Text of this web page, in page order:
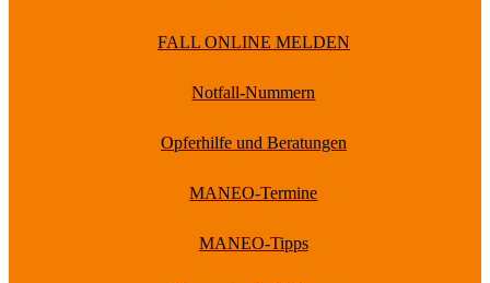
FALL ONLINE MELDEN
Notfall-Nummern
Opferhilfe und Beratungen
MANEO-Termine
MANEO-Tipps